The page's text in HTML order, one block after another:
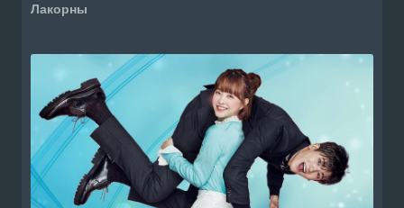
Лакорны